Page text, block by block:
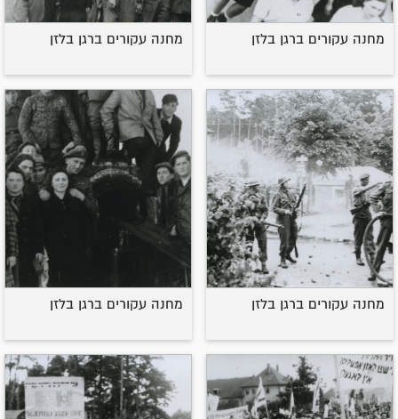
מחנה עקורים ברגן בלזן מחנה עקורים ברגן בלזן
מחנה עקורים ברגן בלזן מחנה עקורים ברגן בלזן